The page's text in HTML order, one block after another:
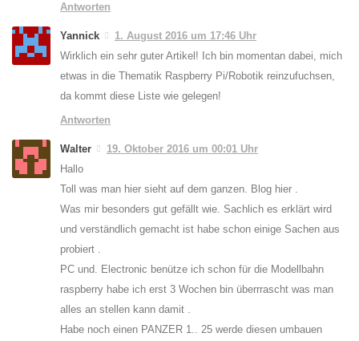
Antworten
Yannick
1. August 2016 um 17:46 Uhr
Wirklich ein sehr guter Artikel! Ich bin momentan dabei, mich
etwas in die Thematik Raspberry Pi/Robotik reinzufuchsen,
da kommt diese Liste wie gelegen!
Antworten
Walter
19. Oktober 2016 um 00:01 Uhr
Hallo
Toll was man hier sieht auf dem ganzen. Blog hier .
Was mir besonders gut gefällt wie. Sachlich es erklärt wird
und verständlich gemacht ist habe schon einige Sachen aus
probiert .
PC und. Electronic benütze ich schon für die Modellbahn
raspberry habe ich erst 3 Wochen bin überrrascht was man
alles an stellen kann damit .
Habe noch einen PANZER 1.. 25 werde diesen umbauen